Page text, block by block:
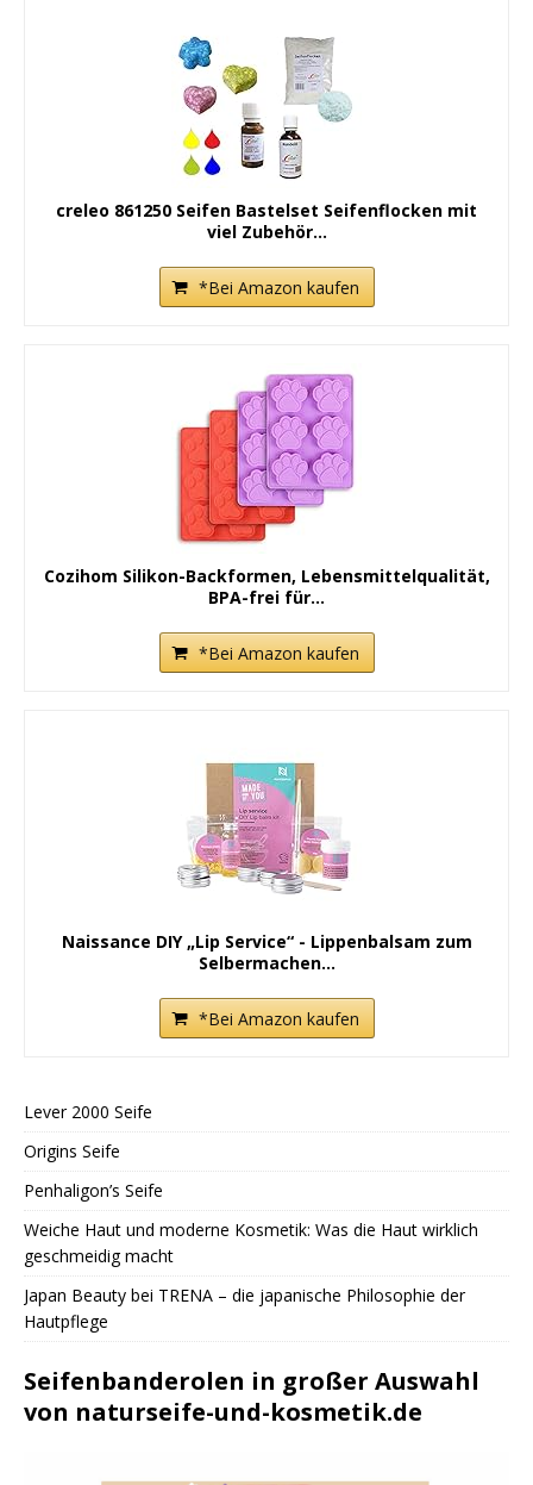
creleo 861250 Seifen Bastelset Seifenflocken mit
viel Zubehör...
*Bei Amazon kaufen
Cozihom Silikon-Backformen, Lebensmittelqualität,
BPA-frei für...
*Bei Amazon kaufen
Naissance DIY „Lip Service“ - Lippenbalsam zum
Selbermachen...
*Bei Amazon kaufen
Lever 2000 Seife
Origins Seife
Penhaligon’s Seife
Weiche Haut und moderne Kosmetik: Was die Haut wirklich
geschmeidig macht
Japan Beauty bei TRENA – die japanische Philosophie der
Hautpflege
Seifenbanderolen in großer Auswahl
von naturseife-und-kosmetik.de